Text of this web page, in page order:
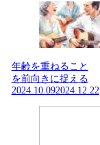
年齢を重ねること
を前向きに捉える
2024.10.092024.12.22